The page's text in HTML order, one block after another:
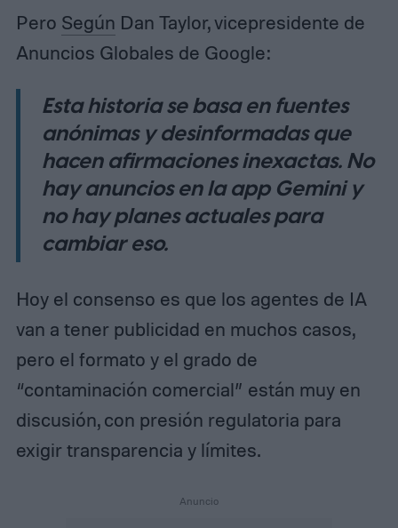
Pero Según Dan Taylor, vicepresidente de
Anuncios Globales de Google:
Esta historia se basa en fuentes
anónimas y desinformadas que
hacen afirmaciones inexactas. No
hay anuncios en la app Gemini y
no hay planes actuales para
cambiar eso.
Hoy el consenso es que los agentes de IA
van a tener publicidad en muchos casos,
pero el formato y el grado de
“contaminación comercial” están muy en
discusión, con presión regulatoria para
exigir transparencia y límites.